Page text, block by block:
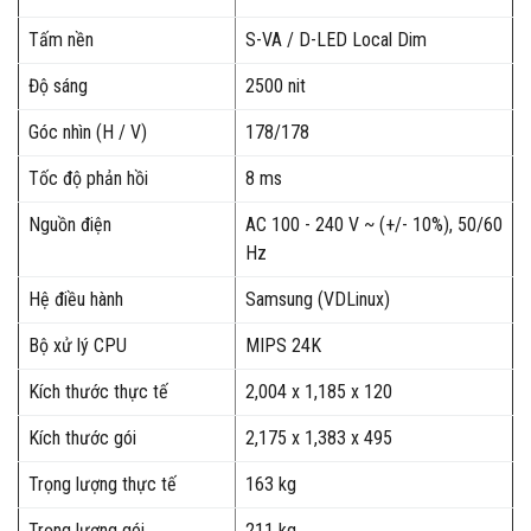
Tấm nền S-VA / D-LED Local Dim
Độ sáng 2500 nit
Góc nhìn (H / V) 178/178
Tốc độ phản hồi 8 ms
Nguồn điện
AC 100 - 240 V ~ (+/- 10%), 50/60
Hz
Hệ điều hành Samsung (VDLinux)
Bộ xử lý CPU MIPS 24K
Kích thước thực tế 2,004 x 1,185 x 120
Kích thước gói 2,175 x 1,383 x 495
Trọng lượng thực tế 163 kg